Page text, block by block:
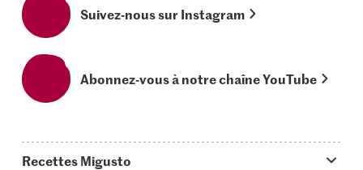
Suivez-nous sur Instagram
Abonnez-vous à notre chaîne YouTube
Recettes Migusto